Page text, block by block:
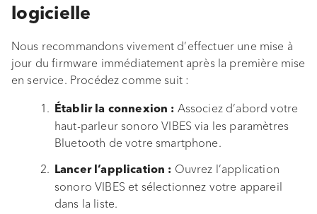
Annexe
Déclaration de conformité
logicielle
Nous recommandons vivement d’effectuer une mise à
jour du firmware immédiatement après la première mise
en service. Procédez comme suit :
Établir la connexion : Associez d’abord votre
haut-parleur sonoro VIBES via les paramètres
Bluetooth de votre smartphone.
Lancer l’application : Ouvrez l’application
sonoro VIBES et sélectionnez votre appareil
dans la liste.